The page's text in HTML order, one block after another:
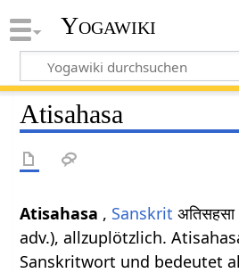
Yogawiki
Atisahasa
Atisahasa , Sanskrit
adv.), allzuplötzlich.
Sanskritwort und bedeutet